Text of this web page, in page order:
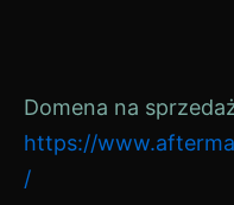
Domena na
https://
/